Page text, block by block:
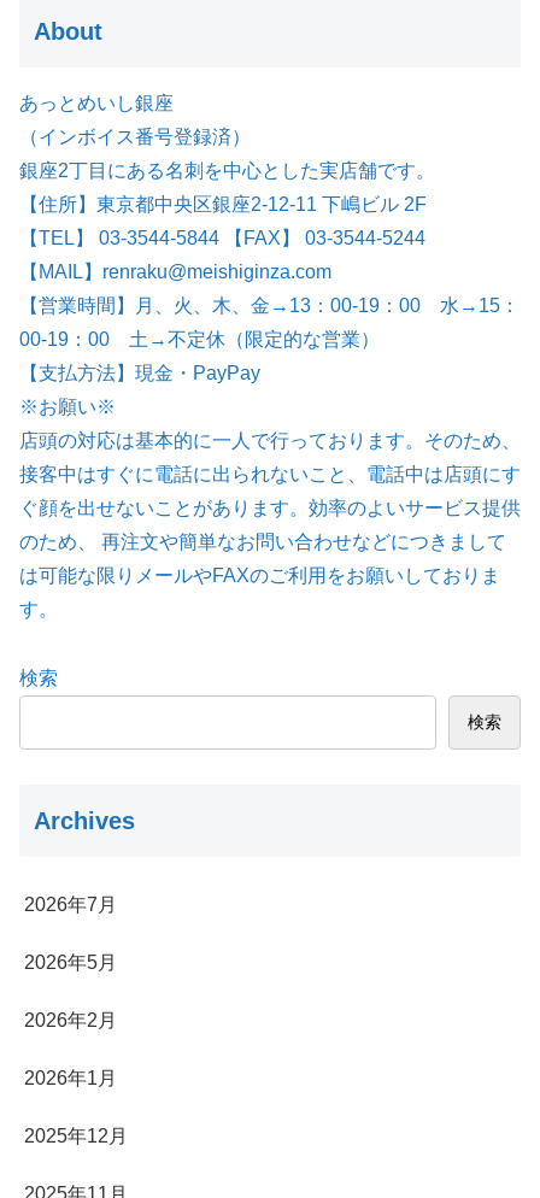
About
あっとめいし銀座
（インボイス番号登録済）
銀座2丁目にある名刺を中心とした実店舗です。
【住所】東京都中央区銀座2-12-11 下嶋ビル 2F
【TEL】 03-3544-5844 【FAX】 03-3544-5244
【MAIL】renraku@meishiginza.com
【営業時間】月、火、木、金→13：00-19：00 水→15：
00-19：00 土→不定休（限定的な営業）
【支払方法】現金・PayPay
※お願い※
店頭の対応は基本的に一人で行っております。そのため、
接客中はすぐに電話に出られないこと、電話中は店頭にす
ぐ顔を出せないことがあります。効率のよいサービス提供
のため、 再注文や簡単なお問い合わせなどにつきまして
は可能な限りメールやFAXのご利用をお願いしておりま
す。
検索
検索
Archives
2026年7月
2026年5月
2026年2月
2026年1月
2025年12月
2025年11月